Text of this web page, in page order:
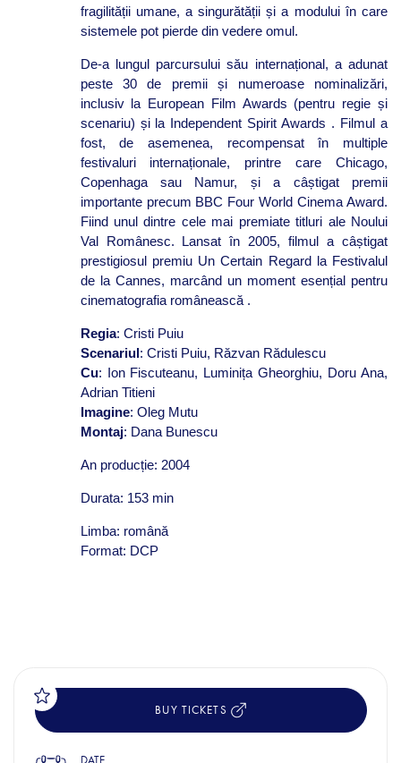
fragilității umane, a singurătății și a modului în care
sistemele pot pierde din vedere omul.
De-a lungul parcursului său internațional, a adunat
peste 30 de premii și numeroase nominalizări,
inclusiv la European Film Awards (pentru regie și
scenariu) și la Independent Spirit Awards . Filmul a
fost, de asemenea, recompensat în multiple
festivaluri internaționale, printre care Chicago,
Copenhaga sau Namur, și a câștigat premii
importante precum BBC Four World Cinema Award.
Fiind unul dintre cele mai premiate titluri ale Noului
Val Românesc. Lansat în 2005, filmul a câștigat
prestigiosul premiu Un Certain Regard la Festivalul
de la Cannes, marcând un moment esențial pentru
cinematografia românească .
Regia: Cristi Puiu
Scenariul: Cristi Puiu, Răzvan Rădulescu
Cu: Ion Fiscuteanu, Luminița Gheorghiu, Doru Ana,
Adrian Titieni
Imagine: Oleg Mutu
Montaj: Dana Bunescu
An producție: 2004
Durata: 153 min
Limba: română
Format: DCP
BUY TICKETS
DATE